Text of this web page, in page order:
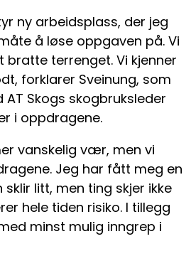
ny arbeidsplass, der jeg
å løse oppgaven på. Vi
bratte terrenget. Vi kjenner
forklarer Sveinung, som
Skogs skogbruksleder
i oppdragene.
vanskelig vær, men vi
Jeg har fått meg en
litt, men ting skjer ikke
hele tiden risiko. I tillegg
minst mulig inngrep i